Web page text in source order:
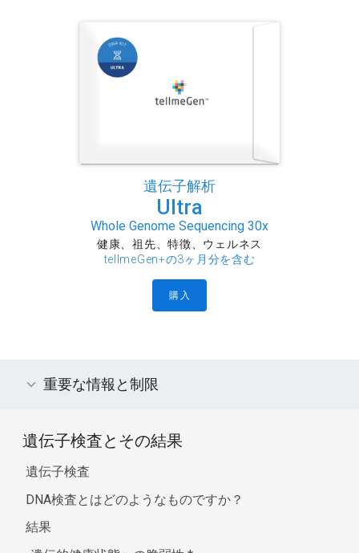
遺伝子解析
Ultra
Whole Genome Sequencing 30x
健康、祖先、特徴、ウェルネス
tellmeGen+の3ヶ月分を含む
購入
重要な情報と制限
遺伝子検査とその結果
遺伝子検査
DNA検査とはどのようなものですか？
結果